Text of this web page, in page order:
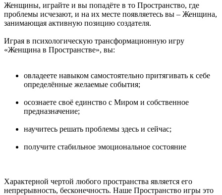
Женщины, играйте и вы попадёте в то Пространство, где
проблемы исчезают, и на их месте появляетесь вы – Женщина,
занимающая активную позицию создателя.
Играя в психологическую трансформационную игру
«Женщина в Пространстве», вы:
овладеете навыком самостоятельно притягивать к себе
определённые желаемые события;
осознаете своё единство с Миром и собственное
предназначение;
научитесь решать проблемы здесь и сейчас;
получите стабильное эмоциональное состояние
Характерной чертой любого пространства является его
непрерывность, бесконечность. Наше Пространство игры это